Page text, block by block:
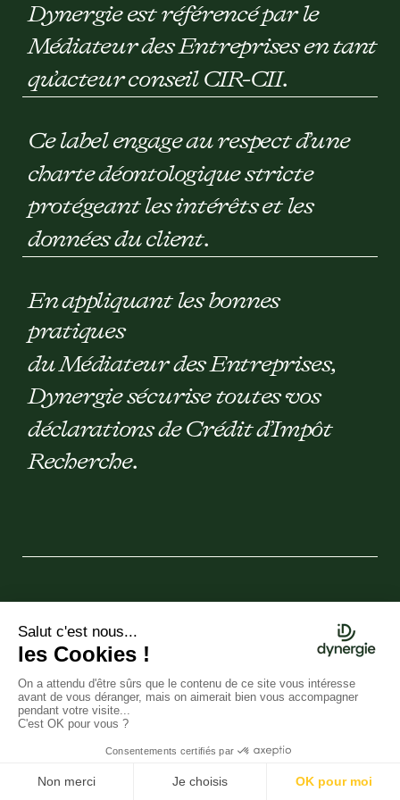
Dynergie est référencé par le
Médiateur des Entreprises en tant
qu’acteur conseil CIR-CII.
Ce label engage au respect d’une
charte déontologique stricte
protégeant les intérêts et les
données du client.
En appliquant les bonnes
pratiques
du Médiateur des Entreprises,
Dynergie sécurise toutes vos
déclarations de Crédit d’Impôt
Recherche.